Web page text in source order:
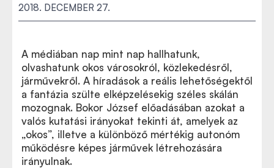
2018. DECEMBER 27.
A médiában nap mint nap hallhatunk,
olvashatunk okos városokról, közlekedésről,
járművekről. A híradások a reális lehetőségektől
a fantázia szülte elképzelésekig széles skálán
mozognak. Bokor József előadásában azokat a
valós kutatási irányokat tekinti át, amelyek az
„okos”, illetve a különböző mértékig autonóm
működésre képes járművek létrehozására
irányulnak.